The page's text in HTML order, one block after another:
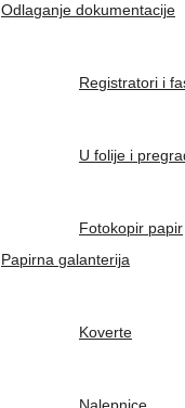
Odlaganje dokumentacije
Registratori i
U folije i
Fotokopir papir
Papirna galanterija
Koverte